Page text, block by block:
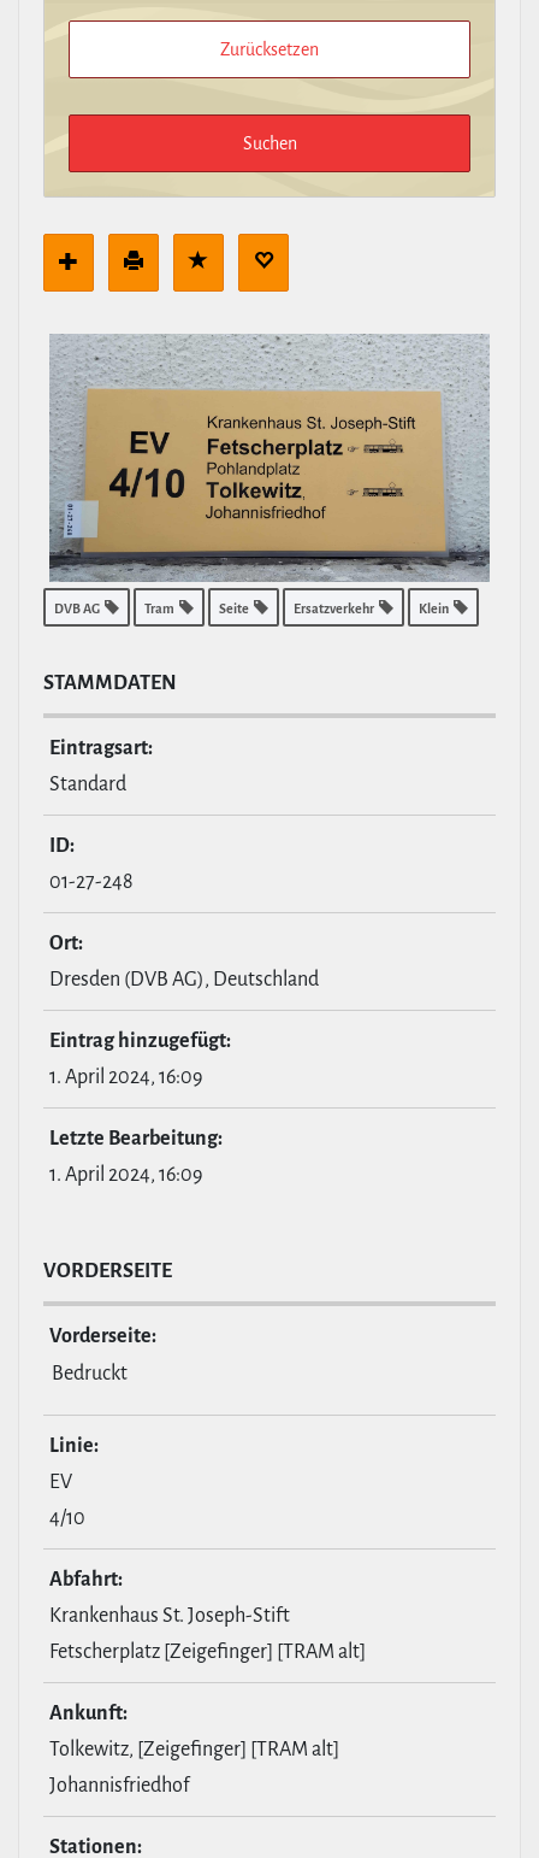
DVB AG Tram Seite Ersatzverkehr Klein
STAMM­DATEN
Ein­tragsart:
Standard
ID:
01-27-248
Ort:
Dresden (DVB AG), Deutschland
Eintrag hin­zu­ge­fügt:
1. April 2024, 16:09
Letzte Bear­bei­tung:
1. April 2024, 16:09
VOR­DER­SEITE
Vor­der­seite:
Bedruckt
Linie:
EV
4/10
Abfahrt:
Krankenhaus St. Joseph-Stift
Fetscherplatz [Zeigefinger] [TRAM alt]
Ankunft:
Tolkewitz, [Zeigefinger] [TRAM alt]
Johannisfriedhof
Stationen: